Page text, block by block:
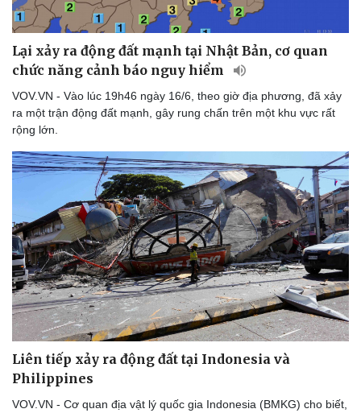
Thể thao
Bóng đá
Lịch thi đấu bóng đá
Thế giới thể thao
eSports
Hậu trường
Ô tô - Xe máy
Ô tô
Xe máy
Tư vấn
Lại xảy ra động đất mạnh tại Nhật Bản, cơ quan
chức năng cảnh báo nguy hiểm
VOV.VN - Vào lúc 19h46 ngày 16/6, theo giờ địa phương, đã xảy
ra một trận động đất mạnh, gây rung chấn trên một khu vực rất
rộng lớn.
Liên tiếp xảy ra động đất tại Indonesia và
Philippines
VOV.VN - Cơ quan địa vật lý quốc gia Indonesia (BMKG) cho biết,